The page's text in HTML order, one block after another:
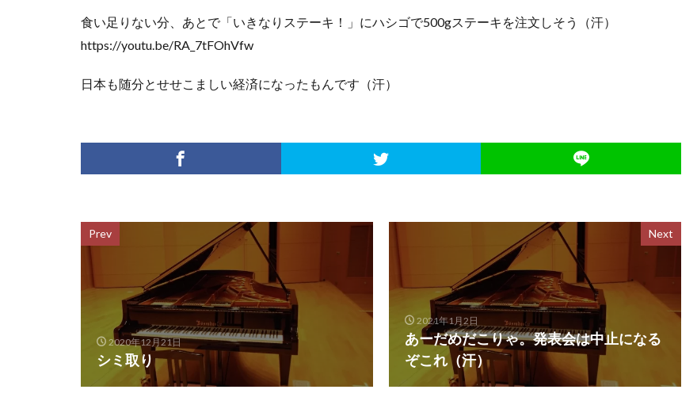
食い足りない分、あとで「いきなりステーキ！」にハシゴで500gステーキを注文しそう（汗）
https://youtu.be/RA_7tFOhVfw
日本も随分とせせこましい経済になったもんです（汗）
Prev
2020年12月21日
シミ取り
Next
2021年1月2日
あーだめだこりゃ。発表会は中止になる
ぞこれ（汗）